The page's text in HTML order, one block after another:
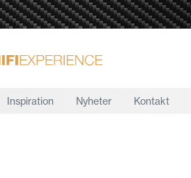
Inspiration Nyheter Kontakt